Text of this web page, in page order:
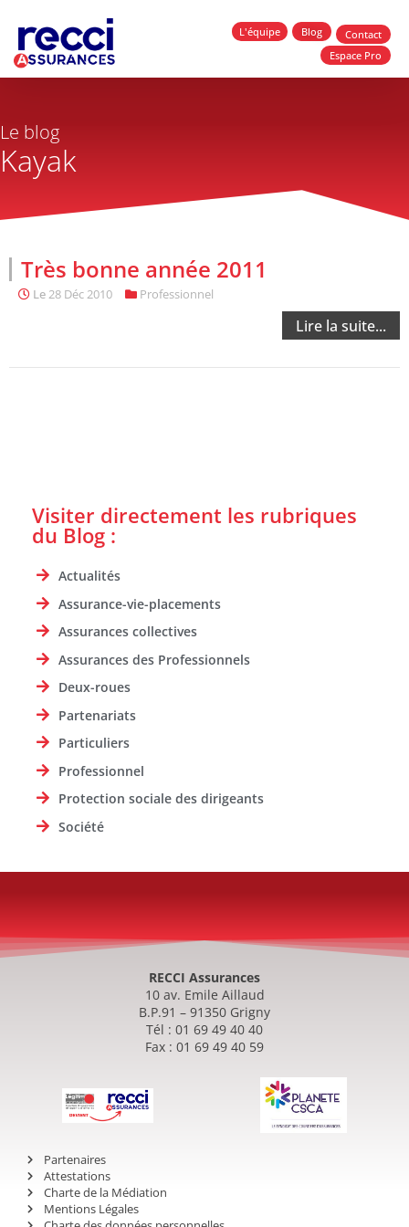
L'équipe Blog
Contact
Espace Pro
Le blog
Kayak
Très bonne année 2011
Le28 Déc 2010 Professionnel
Lire la suite...
Visiter directement les rubriques
du Blog :
Actualités
Assurance-vie-placements
Assurances collectives
Assurances des Professionnels
Deux-roues
Partenariats
Particuliers
Professionnel
Protection sociale des dirigeants
Société
RECCI Assurances
10 av. Emile Aillaud
B.P.91 – 91350 Grigny
Tél : 01 69 49 40 40
Fax : 01 69 49 40 59
Partenaires
Attestations
Charte de la Médiation
Mentions Légales